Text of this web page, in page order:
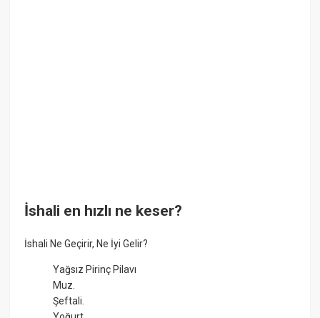
İshali en hızlı ne keser?
İshali Ne Geçirir, Ne İyi Gelir?
Yağsız Pirinç Pilavı
Muz.
Şeftali.